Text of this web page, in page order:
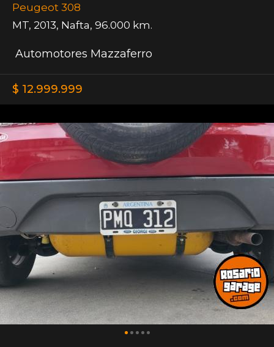
Peugeot 308
MT, 2013, Nafta, 96.000 km.
Automotores Mazzaferro
$ 12.999.999